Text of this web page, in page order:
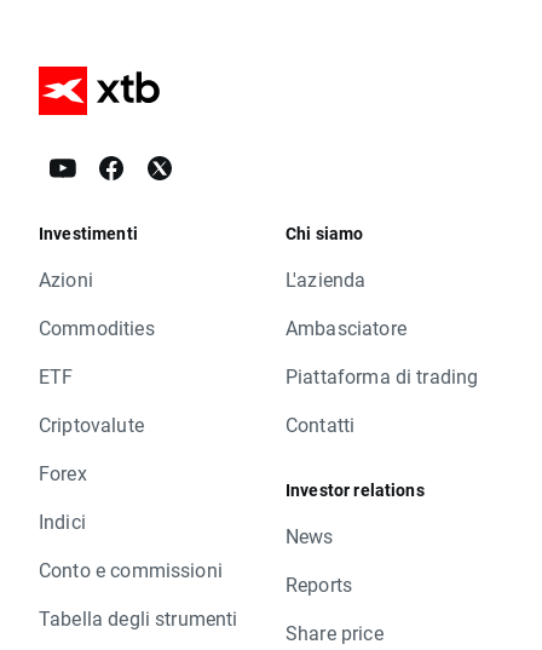
Investimenti
Azioni
Commodities
ETF
Criptovalute
Forex
Indici
Conto e commissioni
Tabella degli strumenti
Chi siamo
L'azienda
Ambasciatore
Piattaforma di trading
Contatti
Investor relations
News
Reports
Share price